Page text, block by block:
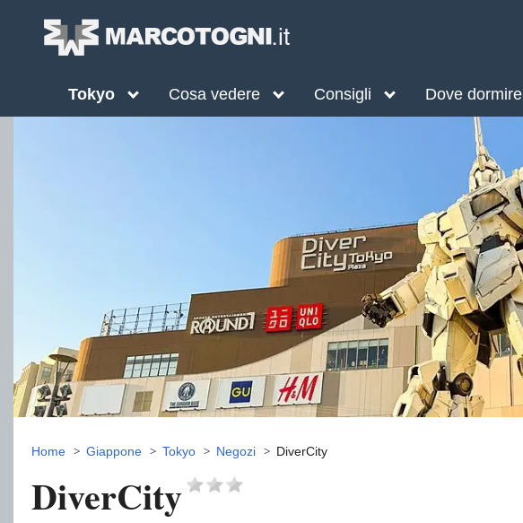
Tokyo Cosa vedere Consigli Dove dormire
Home Giappone Tokyo Negozi DiverCity
DiverCity